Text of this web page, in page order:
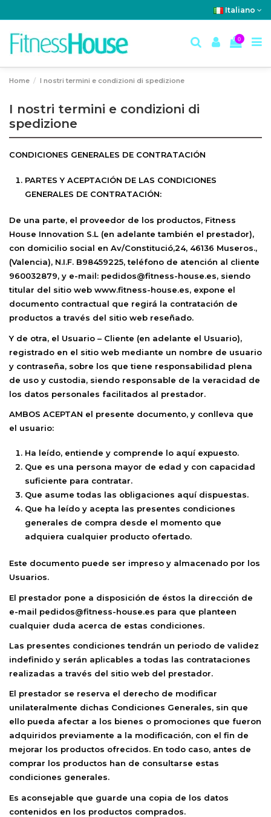
Italiano
0
Home I nostri termini e condizioni di spedizione
I nostri termini e condizioni di
spedizione
CONDICIONES GENERALES DE CONTRATACIÓN
PARTES Y ACEPTACIÓN DE LAS CONDICIONES
GENERALES DE CONTRATACIÓN:
De una parte, el proveedor de los productos, Fitness
House Innovation S.L (en adelante también el prestador),
con domicilio social en Av/Constitució,24, 46136 Museros.,
(Valencia), N.I.F. B98459225, teléfono de atención al cliente
960032879, y e-mail: pedidos@fitness-house.es, siendo
titular del sitio web www.fitness-house.es, expone el
documento contractual que regirá la contratación de
productos a través del sitio web reseñado.
Y de otra, el Usuario – Cliente (en adelante el Usuario),
registrado en el sitio web mediante un nombre de usuario
y contraseña, sobre los que tiene responsabilidad plena
de uso y custodia, siendo responsable de la veracidad de
los datos personales facilitados al prestador.
AMBOS ACEPTAN el presente documento, y conlleva que
el usuario:
Ha leído, entiende y comprende lo aquí expuesto.
Que es una persona mayor de edad y con capacidad
suficiente para contratar.
Que asume todas las obligaciones aquí dispuestas.
Que ha leído y acepta las presentes condiciones
generales de compra desde el momento que
adquiera cualquier producto ofertado.
Este documento puede ser impreso y almacenado por los
Usuarios.
El prestador pone a disposición de éstos la dirección de
e-mail pedidos@fitness-house.es para que planteen
cualquier duda acerca de estas condiciones.
Las presentes condiciones tendrán un periodo de validez
indefinido y serán aplicables a todas las contrataciones
realizadas a través del sitio web del prestador.
El prestador se reserva el derecho de modificar
unilateralmente dichas Condiciones Generales, sin que
ello pueda afectar a los bienes o promociones que fueron
adquiridos previamente a la modificación, con el fin de
mejorar los productos ofrecidos. En todo caso, antes de
comprar los productos han de consultarse estas
condiciones generales.
Es aconsejable que guarde una copia de los datos
contenidos en los productos comprados.